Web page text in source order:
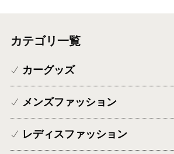
カテゴリ一覧
カーグッズ
メンズファッション
レディスファッション